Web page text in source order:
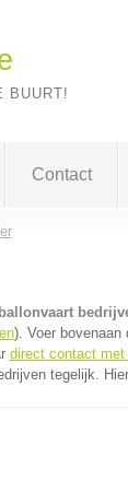
BUURT!
Contact
ballonvaart
). Voer bovenaan
direct contact met
tegelijk.